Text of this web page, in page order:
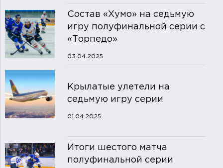
Состав «Хумо» на седьмую
игру полуфинальной серии с
«Торпедо»
03.04.2025
Крылатые улетели на
седьмую игру серии
01.04.2025
Итоги шестого матча
полуфинальной серии